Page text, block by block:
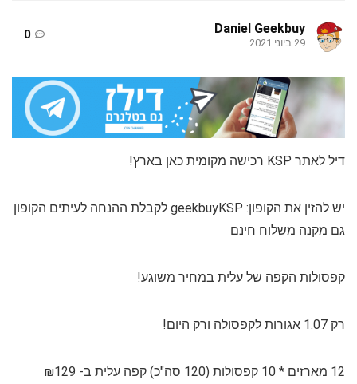
Daniel Geekbuy
29 ביוני 2021
0
דיל לאתר KSP רכישה מקומית כאן בארץ!
יש להזין את הקופון: geekbuyKSP לקבלת ההנחה לעיתים הקופון
גם מקנה משלוח חינם
קפסולות הקפה של עלית במחיר משוגע!
רק 1.07 אגורות לקפסולה ורק היום!
12 מארזים * 10 קפסולות (120 סה"כ) קפה עלית ב- ₪129